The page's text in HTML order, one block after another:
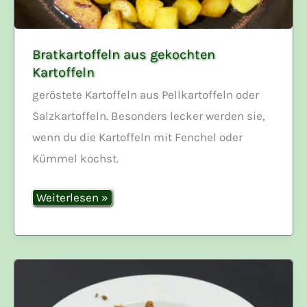
Bratkartoffeln aus gekochten
Kartoffeln
geröstete Kartoffeln aus Pellkartoffeln oder
Salzkartoffeln. Besonders lecker werden sie,
wenn du die Kartoffeln mit Fenchel oder
Kümmel kochst.
Bratkartoffeln
aus
Weiterlesen »